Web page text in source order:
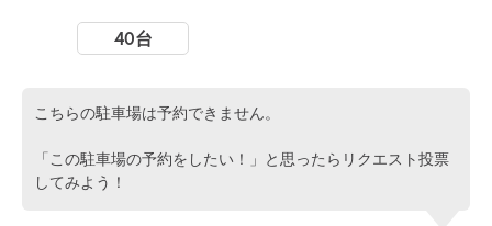
40台
こちらの駐車場は予約できません。
「この駐車場の予約をしたい！」と思ったらリクエスト投票
してみよう！